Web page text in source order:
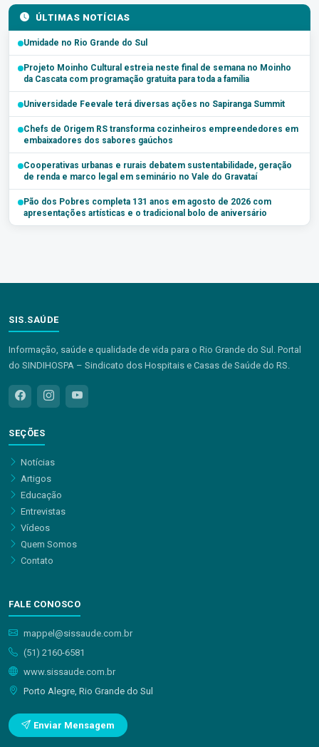
ÚLTIMAS NOTÍCIAS
Umidade no Rio Grande do Sul
Projeto Moinho Cultural estreia neste final de semana no Moinho
da Cascata com programação gratuita para toda a família
Universidade Feevale terá diversas ações no Sapiranga Summit
Chefs de Origem RS transforma cozinheiros empreendedores em
embaixadores dos sabores gaúchos
Cooperativas urbanas e rurais debatem sustentabilidade, geração
de renda e marco legal em seminário no Vale do Gravataí
Pão dos Pobres completa 131 anos em agosto de 2026 com
apresentações artísticas e o tradicional bolo de aniversário
SIS.SAÚDE
Informação, saúde e qualidade de vida para o Rio Grande do Sul. Portal
do SINDIHOSPA – Sindicato dos Hospitais e Casas de Saúde do RS.
SEÇÕES
Notícias
Artigos
Educação
Entrevistas
Vídeos
Quem Somos
Contato
FALE CONOSCO
mappel@sissaude.com.br
(51) 2160-6581
www.sissaude.com.br
Porto Alegre, Rio Grande do Sul
Enviar Mensagem